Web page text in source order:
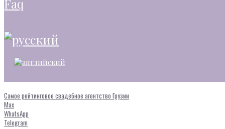
faq
Самое рейтинговое свадебное агентство Грузии
Max
WhatsApp
Telegram